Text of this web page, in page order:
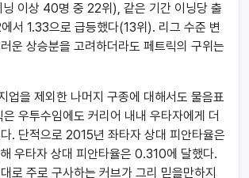
이상 40명 중 22위), 같은 기간 이닝당 출
서 1.33으로 급등했다(13위). 리그 수준 변
운 상승분을 고려하더라도 페트릭의 구위는
업을 제외한 나머지 구종에 대해서도 물음표
우투수임에도 커리어 내내 우타자에게 더
. 단적으로 2015년 좌타자 상대 피안타율은
우타자 상대 피안타율은 0.310에 달했다.
로 주로 구사하는 커브가 그리 믿을만하지